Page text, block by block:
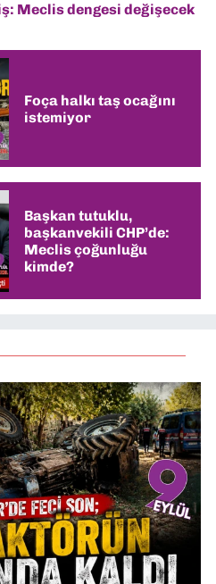
Meclis dengesi değişecek
Foça halkı taş ocağını
istemiyor
Başkan tutuklu,
başkanvekili CHP’de:
Meclis çoğunluğu
kimde?